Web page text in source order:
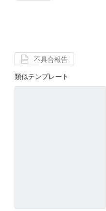
不具合報告
類似テンプレート